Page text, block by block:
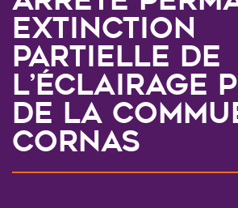
extinction
partielle de
l’éclairage
de la
CORNAS